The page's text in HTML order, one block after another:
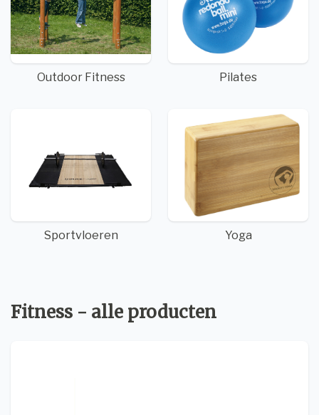
Outdoor Fitness Pilates
Sportvloeren Yoga
Fitness - alle producten